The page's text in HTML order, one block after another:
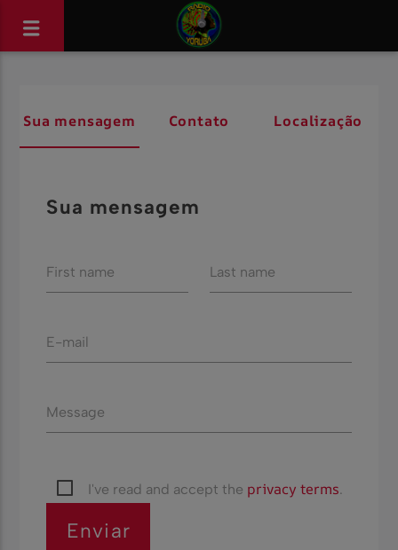
Sua mensagem Contato Localização
Sua mensagem
First name Last name
E-mail
Message
I've read and accept the privacy terms.
Enviar